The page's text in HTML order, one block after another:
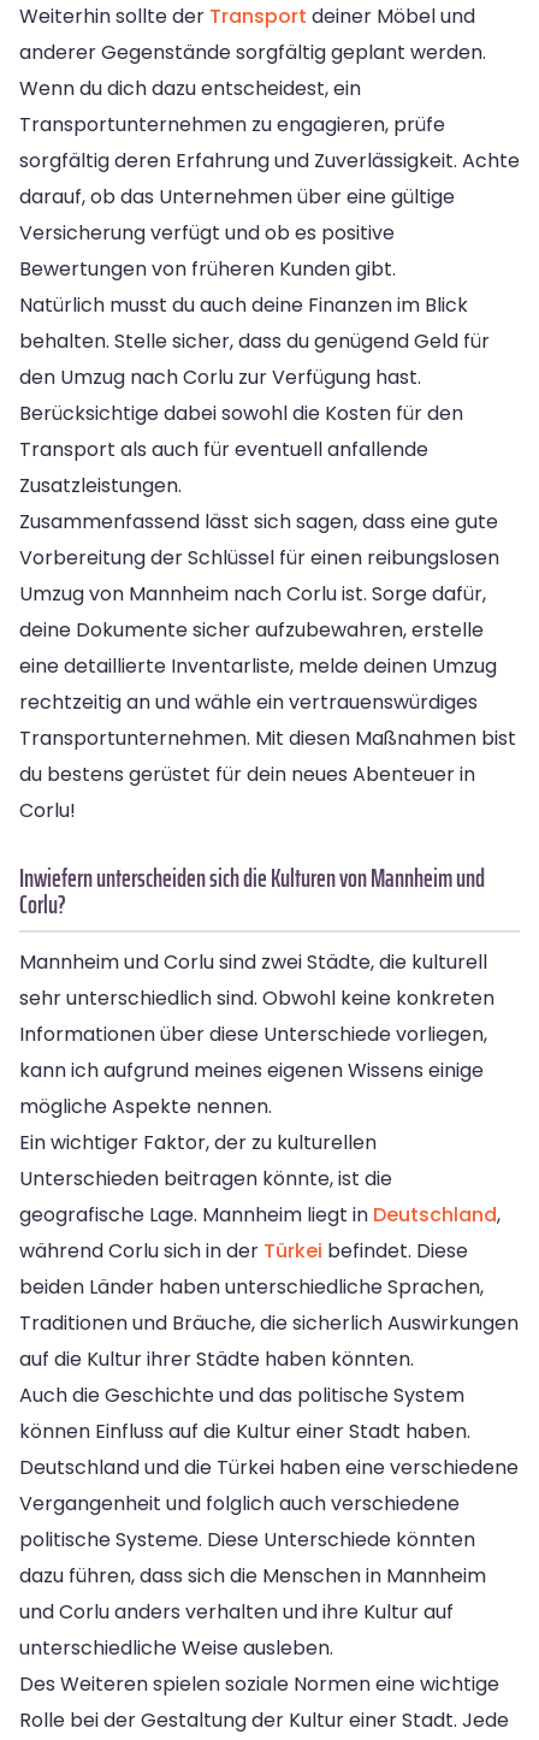
Weiterhin sollte der Transport deiner Möbel und
anderer Gegenstände sorgfältig geplant werden.
Wenn du dich dazu entscheidest, ein
Transportunternehmen zu engagieren, prüfe
sorgfältig deren Erfahrung und Zuverlässigkeit. Achte
darauf, ob das Unternehmen über eine gültige
Versicherung verfügt und ob es positive
Bewertungen von früheren Kunden gibt.
Natürlich musst du auch deine Finanzen im Blick
behalten. Stelle sicher, dass du genügend Geld für
den Umzug nach Corlu zur Verfügung hast.
Berücksichtige dabei sowohl die Kosten für den
Transport als auch für eventuell anfallende
Zusatzleistungen.
Zusammenfassend lässt sich sagen, dass eine gute
Vorbereitung der Schlüssel für einen reibungslosen
Umzug von Mannheim nach Corlu ist. Sorge dafür,
deine Dokumente sicher aufzubewahren, erstelle
eine detaillierte Inventarliste, melde deinen Umzug
rechtzeitig an und wähle ein vertrauenswürdiges
Transportunternehmen. Mit diesen Maßnahmen bist
du bestens gerüstet für dein neues Abenteuer in
Corlu!
Inwiefern unterscheiden sich die Kulturen von Mannheim und
Corlu?
Mannheim und Corlu sind zwei Städte, die kulturell
sehr unterschiedlich sind. Obwohl keine konkreten
Informationen über diese Unterschiede vorliegen,
kann ich aufgrund meines eigenen Wissens einige
mögliche Aspekte nennen.
Ein wichtiger Faktor, der zu kulturellen
Unterschieden beitragen könnte, ist die
geografische Lage. Mannheim liegt in Deutschland,
während Corlu sich in der Türkei befindet. Diese
beiden Länder haben unterschiedliche Sprachen,
Traditionen und Bräuche, die sicherlich Auswirkungen
auf die Kultur ihrer Städte haben könnten.
Auch die Geschichte und das politische System
können Einfluss auf die Kultur einer Stadt haben.
Deutschland und die Türkei haben eine verschiedene
Vergangenheit und folglich auch verschiedene
politische Systeme. Diese Unterschiede könnten
dazu führen, dass sich die Menschen in Mannheim
und Corlu anders verhalten und ihre Kultur auf
unterschiedliche Weise ausleben.
Des Weiteren spielen soziale Normen eine wichtige
Rolle bei der Gestaltung der Kultur einer Stadt. Jede